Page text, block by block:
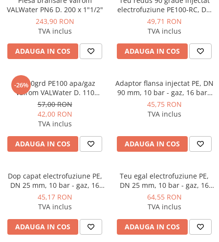
termostate
Regulatoare electronice
Vane si servomotoare
Servoregulatoare
convectori
Ventile termice de amestec
Traductoare
UPS-uri si stabilizatoare de
tensiune
Ventile liniare
Automatizare centrala termica
Termostate aplicatii industriale
Accesorii pentru echipamente
industriale
Echipamente pentru tratarea si
VALWater PN6 D. 200 x 1"1/2"
243,90 RON
TVA inclus
ADAUGA IN COS
electrofuziune PE100-RC, DN
40-32 mm, SDR 11-17, Agru
49,71 RON
TVA inclus
ADAUGA IN COS
-26%
Cot 90grd PE100 apa/gaz
Valrom VALWater D. 110
SDR17 injectat TG
57,00 RON
42,00 RON
TVA inclus
ADAUGA IN COS
Adaptor flansa injectat PE, DN
90 mm, 10 bar - gaz, 16 bar -
apa, SDR 11, Georg Fischer
45,75 RON
TVA inclus
ADAUGA IN COS
Dop capat electrofuziune PE,
DN 25 mm, 10 bar - gaz, 16
bar - apa, SDR 11, Georg
Fischer
45,17 RON
TVA inclus
ADAUGA IN COS
Teu egal electrofuziune PE,
DN 25 mm, 10 bar - gaz, 16
bar - apa, SDR 11, Georg
Fischer
64,55 RON
TVA inclus
ADAUGA IN COS